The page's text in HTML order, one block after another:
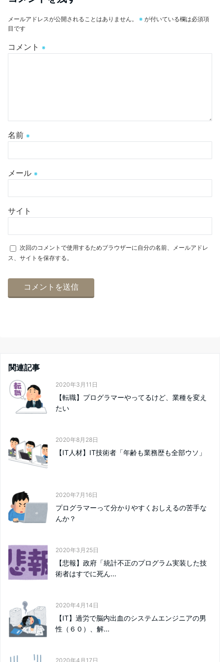
メールアドレスが公開されることはありません。 ※ が付いている欄は必須項
目です
コメント ※
名前 ※
メール ※
サイト
次回のコメントで使用するためブラウザーに自分の名前、メールアドレ
ス、サイトを保存する。
関連記事
2020年3月11日
【転職】プログラマーやってるけど、業種を変え
たい
2020年8月28日
【IT人材】IT技術者「年齢も業務歴も全部ウソ」
2020年7月16日
プログラマーって分かりやすくおしえるの苦手な
んか？
2020年3月25日
【悲報】政府「統計不正のプログラム実装した技
術者はすでに死ん...
2020年4月14日
【IT】過労で脳内出血のシステムエンジニアの男
性（６０）、解...
2020年4月17日